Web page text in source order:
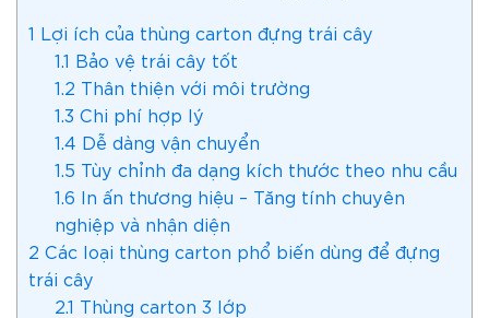
1 Lợi ích của thùng carton đựng trái cây
1.1 Bảo vệ trái cây tốt
1.2 Thân thiện với môi trường
1.3 Chi phí hợp lý
1.4 Dễ dàng vận chuyển
1.5 Tùy chỉnh đa dạng kích thước theo nhu cầu
1.6 In ấn thương hiệu – Tăng tính chuyên
nghiệp và nhận diện
2 Các loại thùng carton phổ biến dùng để đựng
trái cây
2.1 Thùng carton 3 lớp